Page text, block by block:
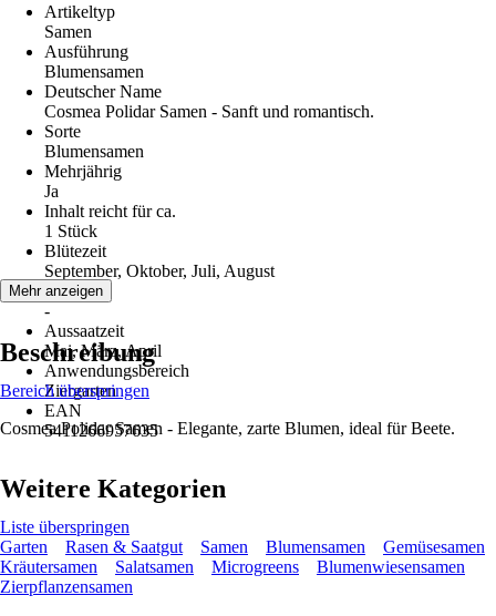
Artikeltyp
Samen
Ausführung
Blumensamen
Deutscher Name
Cosmea Polidar Samen - Sanft und romantisch.
Sorte
Blumensamen
Mehrjährig
Ja
Inhalt reicht für ca.
1 Stück
Blütezeit
September, Oktober, Juli, August
Erntezeit
-
Aussaatzeit
Mai, März, April
Anwendungsbereich
Ziergarten
EAN
5411266957635
Mehr anzeigen
Beschreibung
Bereich überspringen
Cosmea Polidar Samen - Elegante, zarte Blumen, ideal für Beete.
Weitere Kategorien
Liste überspringen
Garten
Rasen & Saatgut Samen Blumensamen
Gemüsesamen
Kräutersamen
Salatsamen Microgreens
Blumenwiesensamen
Zierpflanzensamen